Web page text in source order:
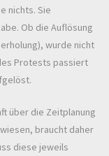
nichts. Sie
Ob die Auflösung
wurde nicht
Protests passiert
über die Zeitplanung
braucht daher
diese jeweils